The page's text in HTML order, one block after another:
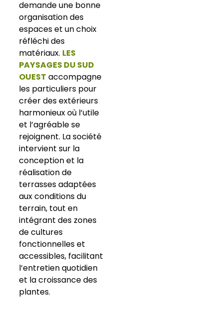
demande une bonne
organisation des
espaces et un choix
réfléchi des
matériaux. LES
PAYSAGES DU SUD
OUEST accompagne
les particuliers pour
créer des extérieurs
harmonieux où l’utile
et l’agréable se
rejoignent. La société
intervient sur la
conception et la
réalisation de
terrasses adaptées
aux conditions du
terrain, tout en
intégrant des zones
de cultures
fonctionnelles et
accessibles, facilitant
l’entretien quotidien
et la croissance des
plantes.